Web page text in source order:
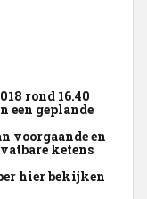
rond 16.40
een geplande
voorgaande en
ketens
hier bekijken